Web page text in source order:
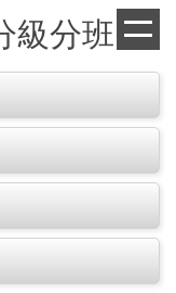
級分班